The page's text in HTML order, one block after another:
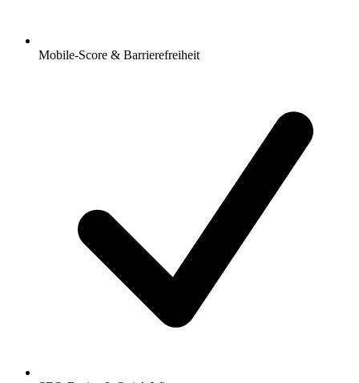
Mobile-Score & Barrierefreiheit